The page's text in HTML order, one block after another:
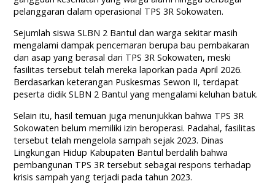
pelanggaran dalam operasional TPS 3R Sokowaten.
Sejumlah siswa SLBN 2 Bantul dan warga sekitar masih
mengalami dampak pencemaran berupa bau pembakaran
dan asap yang berasal dari TPS 3R Sokowaten, meski
fasilitas tersebut telah mereka laporkan pada April 2026.
Berdasarkan keterangan Puskesmas Sewon II, terdapat
peserta didik SLBN 2 Bantul yang mengalami keluhan batuk.
Selain itu, hasil temuan juga menunjukkan bahwa TPS 3R
Sokowaten belum memiliki izin beroperasi. Padahal, fasilitas
tersebut telah mengelola sampah sejak 2023. Dinas
Lingkungan Hidup Kabupaten Bantul berdalih bahwa
pembangunan TPS 3R tersebut sebagai respons terhadap
krisis sampah yang terjadi pada tahun 2023.